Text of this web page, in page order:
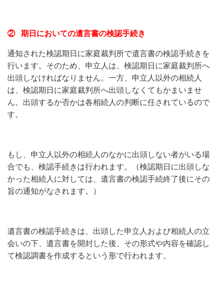
② 期日においての遺言書の検認手続き
通知された検認期日に家庭裁判所で遺言書の検認手続きを
行います。そのため、申立人は、検認期日に家庭裁判所へ
出頭しなければなりません。一方、申立人以外の相続人
は、検認期日に家庭裁判所へ出頭しなくてもかまいませ
ん。出頭するか否かは各相続人の判断に任されているので
す。
もし、申立人以外の相続人のなかに出頭しない者がいる場
合でも、検認手続きは行われます。（検認期日に出頭しな
かった相続人に対しては、遺言書の検認手続終了後にその
旨の通知がなされます。）
遺言書の検認手続きは、出頭した申立人および相続人の立
会いの下、遺言書を開封した後、その形式や内容を確認し
て検認調書を作成するという形で行われます。